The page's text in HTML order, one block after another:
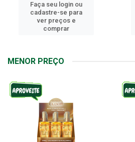
Faça seu login ou
cadastre-se para
ver preços e
comprar
MENOR PREÇO